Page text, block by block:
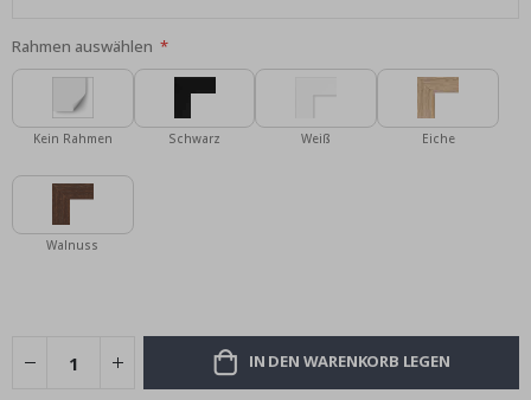
Rahmen auswählen
Kein Rahmen Schwarz Weiß Eiche
Walnuss
IN DEN WARENKORB LEGEN